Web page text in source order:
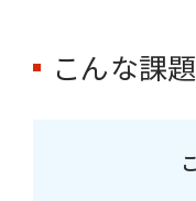
こんな課